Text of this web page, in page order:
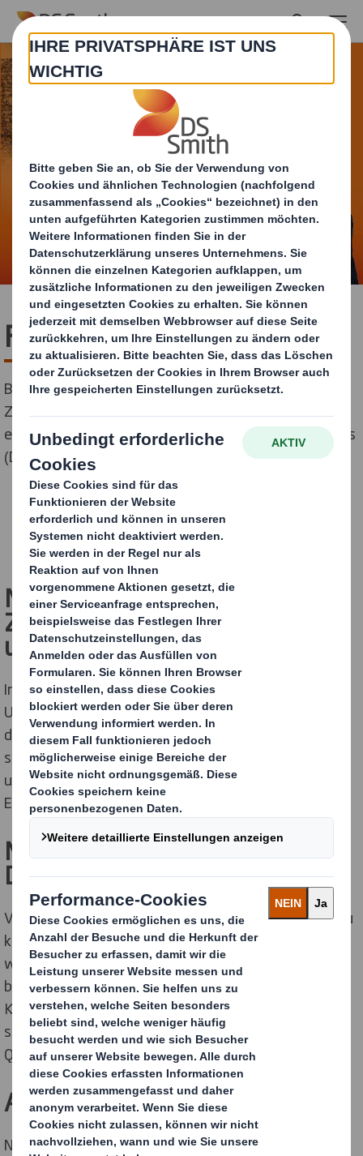
Skip to main content
Finance
Bist Du versierter Finanzexperte oder soll das Deine
Zukunft sein? Dann werde Teil unseres
energiegeladenen Finance Teams und gestalte mit uns
(D)eine nachhaltige Zukunft.
FINDE HIER DEINEN NEUEN JOB
Nicht abarbeiten, sondern
Zahlen und Finanzen in die Tat
umsetzen!
In Deiner zentralen Rolle in der
Unternehmenssteuerung bist Du verantwortlich für
das Controlling, Planning und die Administration, um
sicherzustellen, dass finanzielle Ziele erreicht werden
und eine solide Grundlage für strategische
Entscheidungen geschaffen wird.
Mehrwehrt und Nebeneffekt
Deines Jobs!
Verpackungen und Displays in Super­märkten siehst Du
künftig mit neuen Augen und Du ertappst Dich dabei,
wie Du stolz murmelst: „Das sind anhand meiner
bereitgestellten Zahlen- und Datenbasis an den
Kunden gebrachte Innovationen, die nun im Regal
stehen!“ Denn DS Smith ist weit voran, wenn es um
Qualität und Einzigartigkeit geht.
Aufstiegschancen.
Na klar – bei DS Smith versauerst Du nicht.